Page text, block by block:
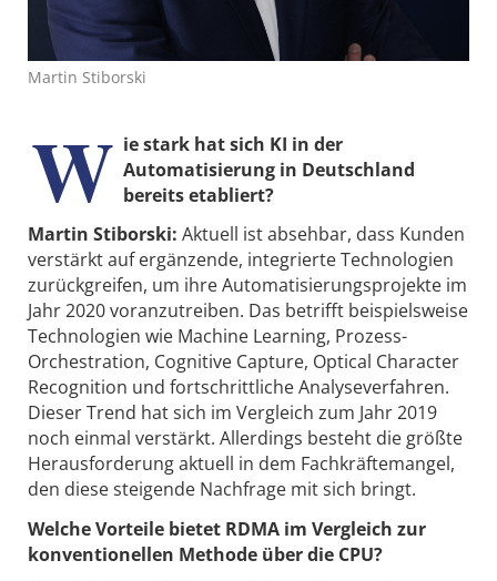
Martin Stiborski
W ie stark hat sich KI in der
Automatisierung in Deutschland
bereits etabliert?
Martin Stiborski: Aktuell ist absehbar, dass Kunden
verstärkt auf ergänzende, integrierte Technologien
zurückgreifen, um ihre Automatisierungsprojekte im
Jahr 2020 voranzutreiben. Das betrifft beispielsweise
Technologien wie Machine Learning, Prozess-
Orchestration, Cognitive Capture, Optical Character
Recognition und fortschrittliche Analyseverfahren.
Dieser Trend hat sich im Vergleich zum Jahr 2019
noch einmal verstärkt. Allerdings besteht die größte
Herausforderung aktuell in dem Fachkräftemangel,
den diese steigende Nachfrage mit sich bringt.
Welche Vorteile bietet RDMA im Vergleich zur
konventionellen Methode über die CPU?